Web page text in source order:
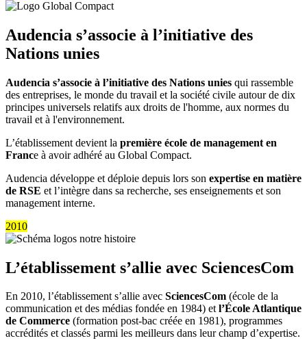
Audencia s’associe à l’initiative des
Nations unies
Audencia s’associe à l’initiative des Nations unies qui rassemble
des entreprises, le monde du travail et la société civile autour de dix
principes universels relatifs aux droits de l'homme, aux normes du
travail et à l'environnement.
L’établissement devient la première école de management en
France à avoir adhéré au Global Compact.
Audencia développe et déploie depuis lors son expertise en matière
de RSE et l’intègre dans sa recherche, ses enseignements et son
management interne.
2010
L’établissement s’allie avec SciencesCom
En 2010, l’établissement s’allie avec SciencesCom (école de la
communication et des médias fondée en 1984) etl’École Atlantique
de Commerce (formation post-bac créée en 1981), programmes
accrédités et classés parmi les meilleurs dans leur champ d’expertise.